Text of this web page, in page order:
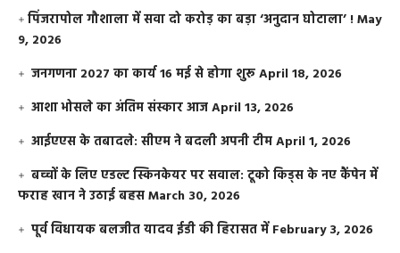
​पिंजरापोल गौशाला में सवा दो करोड़ का बड़ा ‘अनुदान घोटाला’ !May
9, 2026
जनगणना 2027 का कार्य 16 मई से होगा शुरूApril 18, 2026
आशा भोसले का अंतिम संस्कार आजApril 13, 2026
आईएएस के तबादले: सीएम ने बदली अपनी टीमApril 1, 2026
बच्चों के लिए एडल्ट स्किनकेयर पर सवाल: टूको किड्स के नए कैंपेन में
फराह खान ने उठाई बहसMarch 30, 2026
पूर्व विधायक बलजीत यादव ईडी की हिरासत में February 3, 2026